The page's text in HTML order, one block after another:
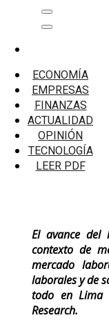
Menú
principal
ECONOMÍA
EMPRESAS
FINANZAS
ACTUALIDAD
OPINIÓN
TECNOLOGÍA
LEER PDF
BBVA
su primera
BBVA
Consumo
desde
El avance del
contexto de
mercado
laborales y de
todo en Lima
Research.